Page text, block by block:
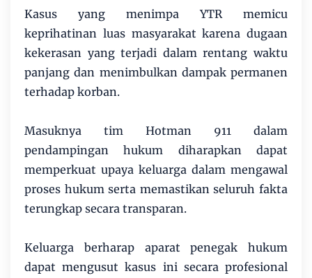
Kasus yang menimpa YTR memicu
keprihatinan luas masyarakat karena dugaan
kekerasan yang terjadi dalam rentang waktu
panjang dan menimbulkan dampak permanen
terhadap korban.
Masuknya tim Hotman 911 dalam
pendampingan hukum diharapkan dapat
memperkuat upaya keluarga dalam mengawal
proses hukum serta memastikan seluruh fakta
terungkap secara transparan.
Keluarga berharap aparat penegak hukum
dapat mengusut kasus ini secara profesional